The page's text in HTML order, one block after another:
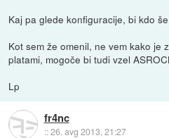
Kaj pa glede konfiguracije, bi kdo
Kot sem že omenil, ne vem kako je
platami, mogoče bi tudi vzel
Lp
fr4nc
::26. avg 2013, 21:27